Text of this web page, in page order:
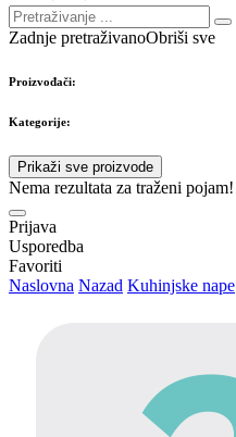
Zadnje pretraživanoObriši sve
Proizvođači:
Kategorije:
Prikaži sve proizvode
Nema rezultata za traženi pojam!
Prijava
Usporedba
Favoriti
Naslovna Nazad Kuhinjske nape